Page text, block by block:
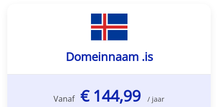
Domeinnaam .is
Vanaf € 144,99 / jaar